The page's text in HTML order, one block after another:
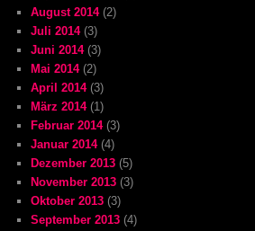
August 2014(2)
Juli 2014(3)
Juni 2014(3)
Mai 2014(2)
April 2014(3)
März 2014(1)
Februar 2014(3)
Januar 2014(4)
Dezember 2013 (5)
November 2013 (3)
Oktober 2013 (3)
September 2013 (4)